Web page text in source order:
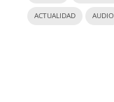
ACTUALIDAD AUDIO